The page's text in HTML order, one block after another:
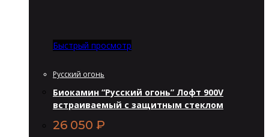
Быстрый просмотр
Русский огонь
Биокамин “Русский огонь” Лофт 900V
встраиваемый с защитным стеклом
26 050 ₽